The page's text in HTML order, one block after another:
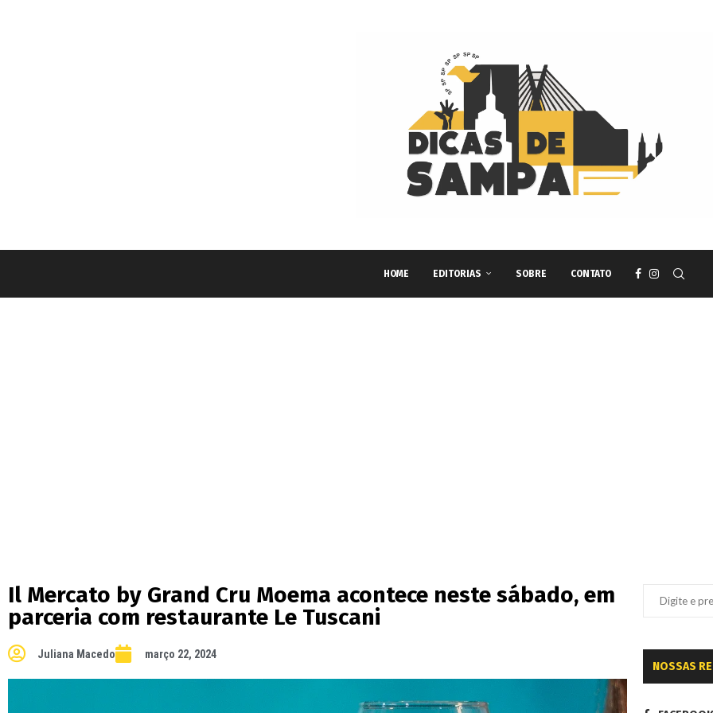
HOME EDITORIAS SOBRE CONTATO
Il Mercato by Grand Cru Moema acontece neste sábado, em
parceria com restaurante Le Tuscani
Juliana Macedo março 22, 2024
NOSSAS